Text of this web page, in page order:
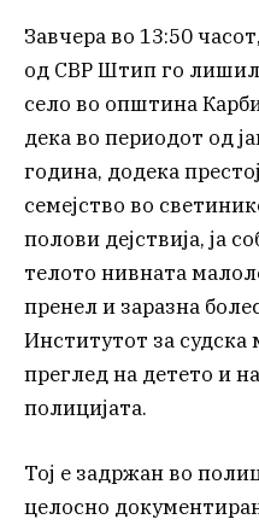
Завчера во 13:50
од СВР Штип го
село во општина
дека во периодот од
година, додека
семејство во
полови дејствија, ја
телото нивната
пренел и заразна
Институтот за
преглед на детето и
полицијата.
Тој е задржан во
целосно